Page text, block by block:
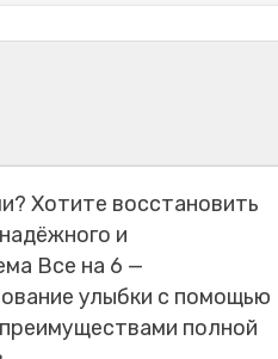
Хотите восстановить
и
Все на 6 —
улыбки с помощью
полной